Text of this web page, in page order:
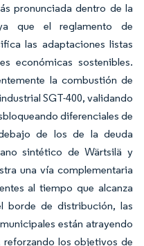
pronunciada dentro de la
que el reglamento de
las adaptaciones listas
económicas sostenibles.
la combustión de
SGT-400, validando
diferenciales de
de los de la deuda
sintético de Wärtsilä y
una vía complementaria
al tiempo que alcanza
borde de distribución, las
están atrayendo
los objetivos de